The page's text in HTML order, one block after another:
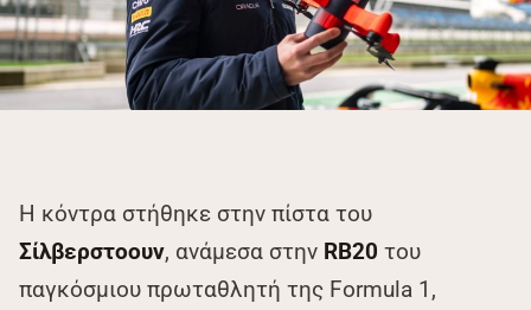
Η κόντρα στήθηκε στην πίστα του
Σίλβερστοουν, ανάμεσα στην RB20 του
παγκόσμιου πρωταθλητή της Formula 1,